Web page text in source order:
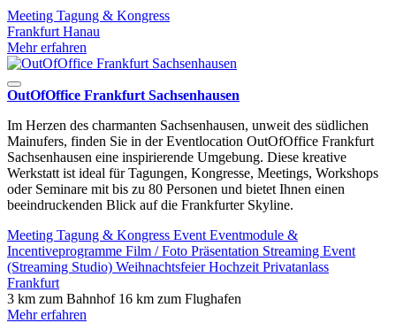
Meeting Tagung & Kongress
Frankfurt Hanau
Mehr erfahren
OutOfOffice Frankfurt Sachsenhausen
Im Herzen des charmanten Sachsenhausen, unweit des südlichen
Mainufers, finden Sie in der Eventlocation OutOfOffice Frankfurt
Sachsenhausen eine inspirierende Umgebung. Diese kreative
Werkstatt ist ideal für Tagungen, Kongresse, Meetings, Workshops
oder Seminare mit bis zu 80 Personen und bietet Ihnen einen
beeindruckenden Blick auf die Frankfurter Skyline.
Meeting Tagung & Kongress Event Eventmodule &
Incentiveprogramme Film / Foto Präsentation Streaming Event
(Streaming Studio) WeihnachtsfeierHochzeit Privatanlass
Frankfurt
3 km zum Bahnhof 16 km zum Flughafen
Mehr erfahren